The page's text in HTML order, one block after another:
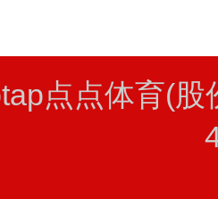
点点体育(